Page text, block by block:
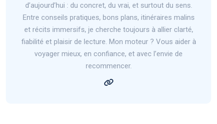
d’aujourd’hui : du concret, du vrai, et surtout du sens.
Entre conseils pratiques, bons plans, itinéraires malins
et récits immersifs, je cherche toujours à allier clarté,
fiabilité et plaisir de lecture. Mon moteur ? Vous aider à
voyager mieux, en confiance, et avec l’envie de
recommencer.